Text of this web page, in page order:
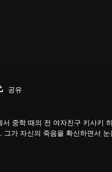
공유
중학 때의 전 여자친구 키사키
가 자신의 죽음을 확신하면서
오토를 찾아나가 12년 후에 일
기다리는 것은 더욱 불행한 미